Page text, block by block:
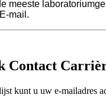
meeste
E-mail.
Contact
kunt u uw e-mailadres